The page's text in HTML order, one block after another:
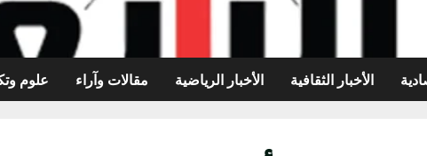
الأخبار الثقافية الأخبار الرياضية مقالات وآراء علوم